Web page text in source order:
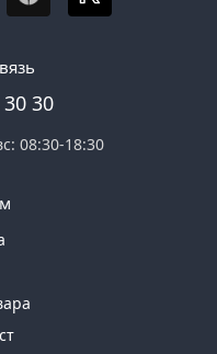
30 30
08:30-18:30